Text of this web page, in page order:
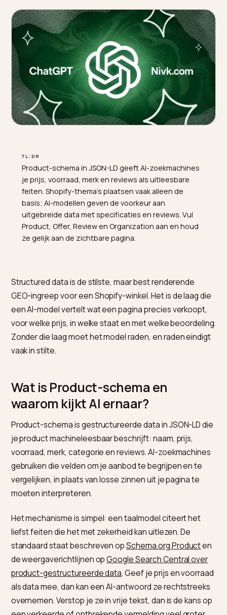
TL;DR
Product-schema in JSON-LD geeft AI-zoekmachines
je prijs, voorraad, merk en reviews als uitleesbare
feiten. Shopify-thema's plaatsen vaak alleen de
Product, Offer, Review en Organization aan en houd
ze gelijk aan de zichtbare pagina.
Structured data is de stilste, maar best renderende
voor welke prijs, in welke staat en met welke
Zonder die laag moet het model raden, en raden
vaak in stilte.
Wat is Product-schema en
waarom kijkt AI ernaar?
je product machineleesbaar beschrijft: naam, prijs,
voorraad, merk, categorie en reviews. AI-
gebruiken die velden om je aanbod te begrijpen en te
vergelijken, in plaats van losse zinnen uit je pagina te
moeten interpreteren.
Het mechanisme is simpel: een taalmodel citeert het